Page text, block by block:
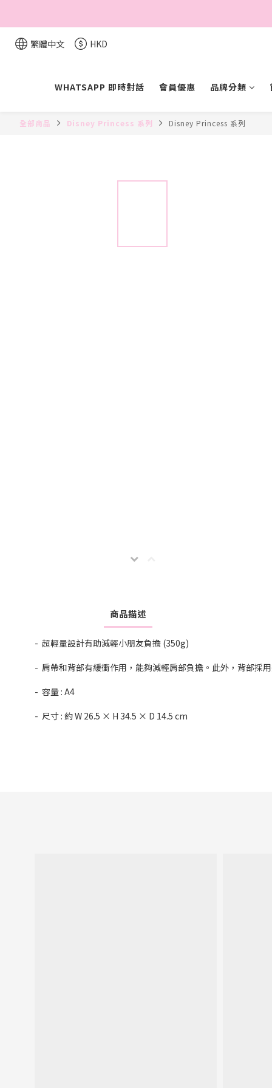
繁體中文 HKD
WHATSAPP 即時對話 會員優惠 品牌分類
全部商品 Disney Princess 系列 Disney Princess 系列
商品描述
- 超輕量設計有助減輕小朋友負擔 (350g)
- 肩帶和背部有緩衝作用，能夠減輕肩部負擔。此外，背部採
- 容量 : A4
- 尺寸 : 約 W 26.5 × H 34.5 × D 14.5 cm